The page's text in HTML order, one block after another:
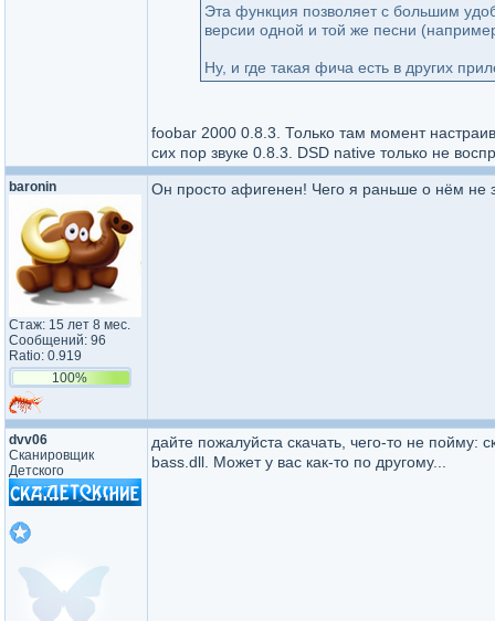
Эта функция позволяет с большим
версии одной и той же песни
Ну, и где такая фича есть в других
foobar 2000 0.8.3. Только там момент
сих пор звуке 0.8.3. DSD native только не
baronin
Стаж: 15 лет 8 мес.
Сообщений: 96
Ratio: 0.919
100%
Он просто афигенен! Чего я раньше о нём не
dvv06
Сканировщик
Детского
дайте пожалуйста скачать, чего-то не пойму:
bass.dll. Может у вас как-то по другому...